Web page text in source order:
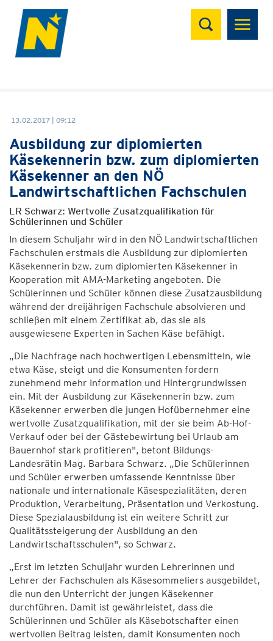
Suchen
13.02.2017 | 09:12
Ausbildung zur diplomierten
Käsekennerin bzw. zum diplomierten
Käsekenner an den NÖ
Landwirtschaftlichen Fachschulen
LR Schwarz: Wertvolle Zusatzqualifikation für
Schülerinnen und Schüler
In diesem Schuljahr wird in den NÖ Landwirtschaftlichen
Fachschulen erstmals die Ausbildung zur diplomierten
Käsekennerin bzw. zum diplomierten Käsekenner in
Kooperation mit AMA-Marketing angeboten. Die
Schülerinnen und Schüler können diese Zusatzausbildung
während der dreijährigen Fachschule absolvieren und
schließen mit einem Zertifikat ab, das sie als
ausgewiesene Experten in Sachen Käse befähigt.
„Die Nachfrage nach hochwertigen Lebensmitteln, wie
etwa Käse, steigt und die Konsumenten fordern
zunehmend mehr Information und Hintergrundwissen
ein. Mit der Ausbildung zur Käsekennerin bzw. zum
Käsekenner erwerben die jungen Hofübernehmer eine
wertvolle Zusatzqualifikation, mit der sie beim Ab-Hof-
Verkauf oder bei der Gästebewirtung bei Urlaub am
Bauernhof stark profitieren", betont Bildungs-
Landesrätin Mag. Barbara Schwarz. „Die Schülerinnen
und Schüler erwerben umfassende Kenntnisse über
nationale und internationale Käsespezialitäten, deren
Produktion, Verarbeitung, Präsentation und Verkostung.
Diese Spezialausbildung ist ein weitere Schritt zur
Qualitätssteigerung der Ausbildung an den
Landwirtschaftsschulen", so Schwarz.
„Erst im letzten Schuljahr wurden Lehrerinnen und
Lehrer der Fachschulen als Käsesommeliers ausgebildet,
die nun den Unterricht der jungen Käsekenner
durchführen. Damit ist gewährleistet, dass die
Schülerinnen und Schüler als Käsebotschafter einen
wertvollen Beitrag leisten, damit Konsumenten noch